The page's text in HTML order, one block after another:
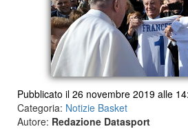
Pubblicato il 26 novembre 2019 alle
Categoria: Notizie Basket
Autore: Redazione Datasport